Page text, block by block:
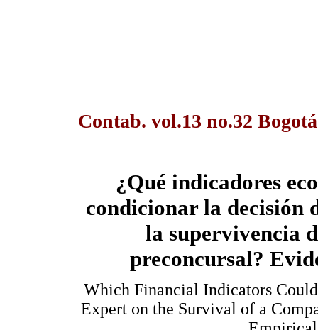
Contab. vol.13 no.32
¿Qué indicadores
condicionar la decisión
la supervivencia
preconcursal?
Which Financial Indicators
Expert on the Survival of a